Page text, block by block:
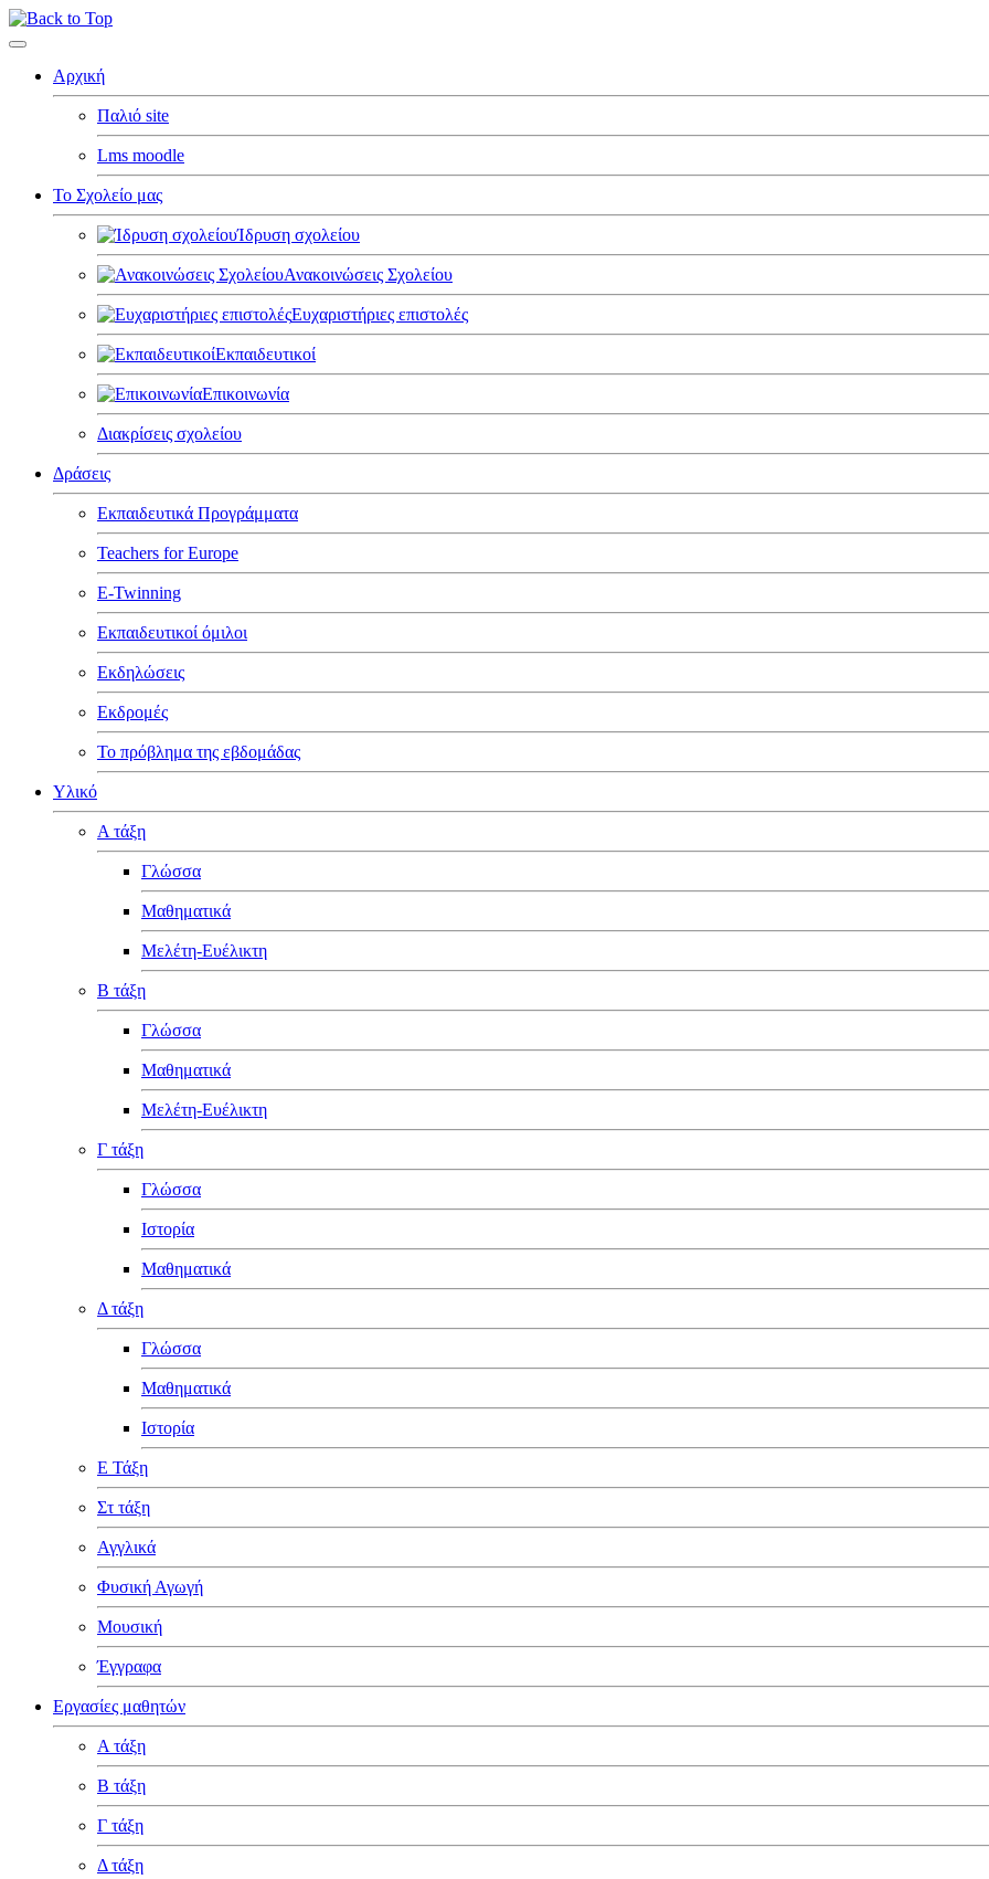
Αρχική
Παλιό site
Lms moodle
Το Σχολείο μας
Ίδρυση σχολείου
Ανακοινώσεις Σχολείου
Ευχαριστήριες επιστολές
Εκπαιδευτικοί
Επικοινωνία
Διακρίσεις σχολείου
Δράσεις
Εκπαιδευτικά Προγράμματα
Teachers for Europe
E-Twinning
Εκπαιδευτικοί όμιλοι
Εκδηλώσεις
Εκδρομές
Το πρόβλημα της εβδομάδας
Υλικό
Α τάξη
Γλώσσα
Μαθηματικά
Μελέτη-Ευέλικτη
Β τάξη
Γλώσσα
Μαθηματικά
Μελέτη-Ευέλικτη
Γ τάξη
Γλώσσα
Ιστορία
Μαθηματικά
Δ τάξη
Γλώσσα
Μαθηματικά
Ιστορία
Ε Τάξη
Στ τάξη
Αγγλικά
Φυσική Αγωγή
Μουσική
Έγγραφα
Εργασίες μαθητών
Α τάξη
Β τάξη
Γ τάξη
Δ τάξη